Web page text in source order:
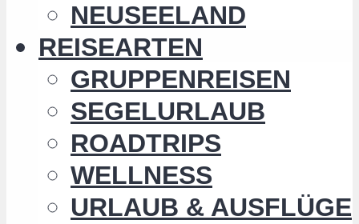
NEUSEELAND
REISEARTEN
GRUPPENREISEN
SEGELURLAUB
ROADTRIPS
WELLNESS
URLAUB & AUSFLÜGE